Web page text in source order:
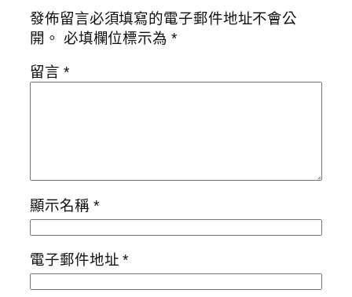
發佈留言必須填寫的電子郵件地址不會公
開。 必填欄位標示為 *
留言 *
顯示名稱 *
電子郵件地址*